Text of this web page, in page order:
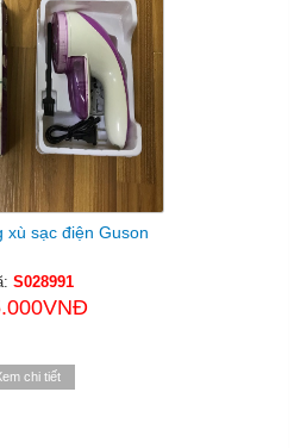
xù sạc điện Guson
S028991
chi tiết